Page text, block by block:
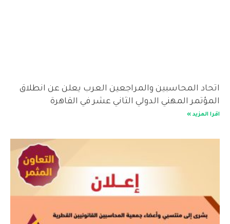
اتحاد المحاسبين والمراجعين العرب يعلن عن انطلاق
المؤتمر المهني الدولي الثاني عشر في القاهرة
اقرا المزيد »